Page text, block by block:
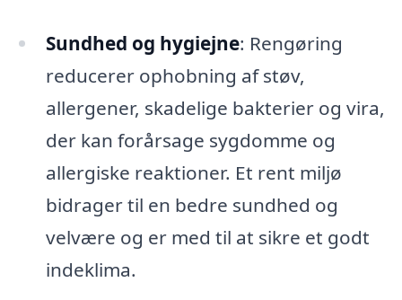
Sundhed og hygiejne: Rengøring
reducerer ophobning af støv,
allergener, skadelige bakterier og vira,
der kan forårsage sygdomme og
allergiske reaktioner. Et rent miljø
bidrager til en bedre sundhed og
velvære og er med til at sikre et godt
indeklima.